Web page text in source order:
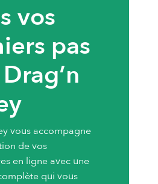
vos
pas
vous accompagne
de vos
en ligne avec une
qui vous